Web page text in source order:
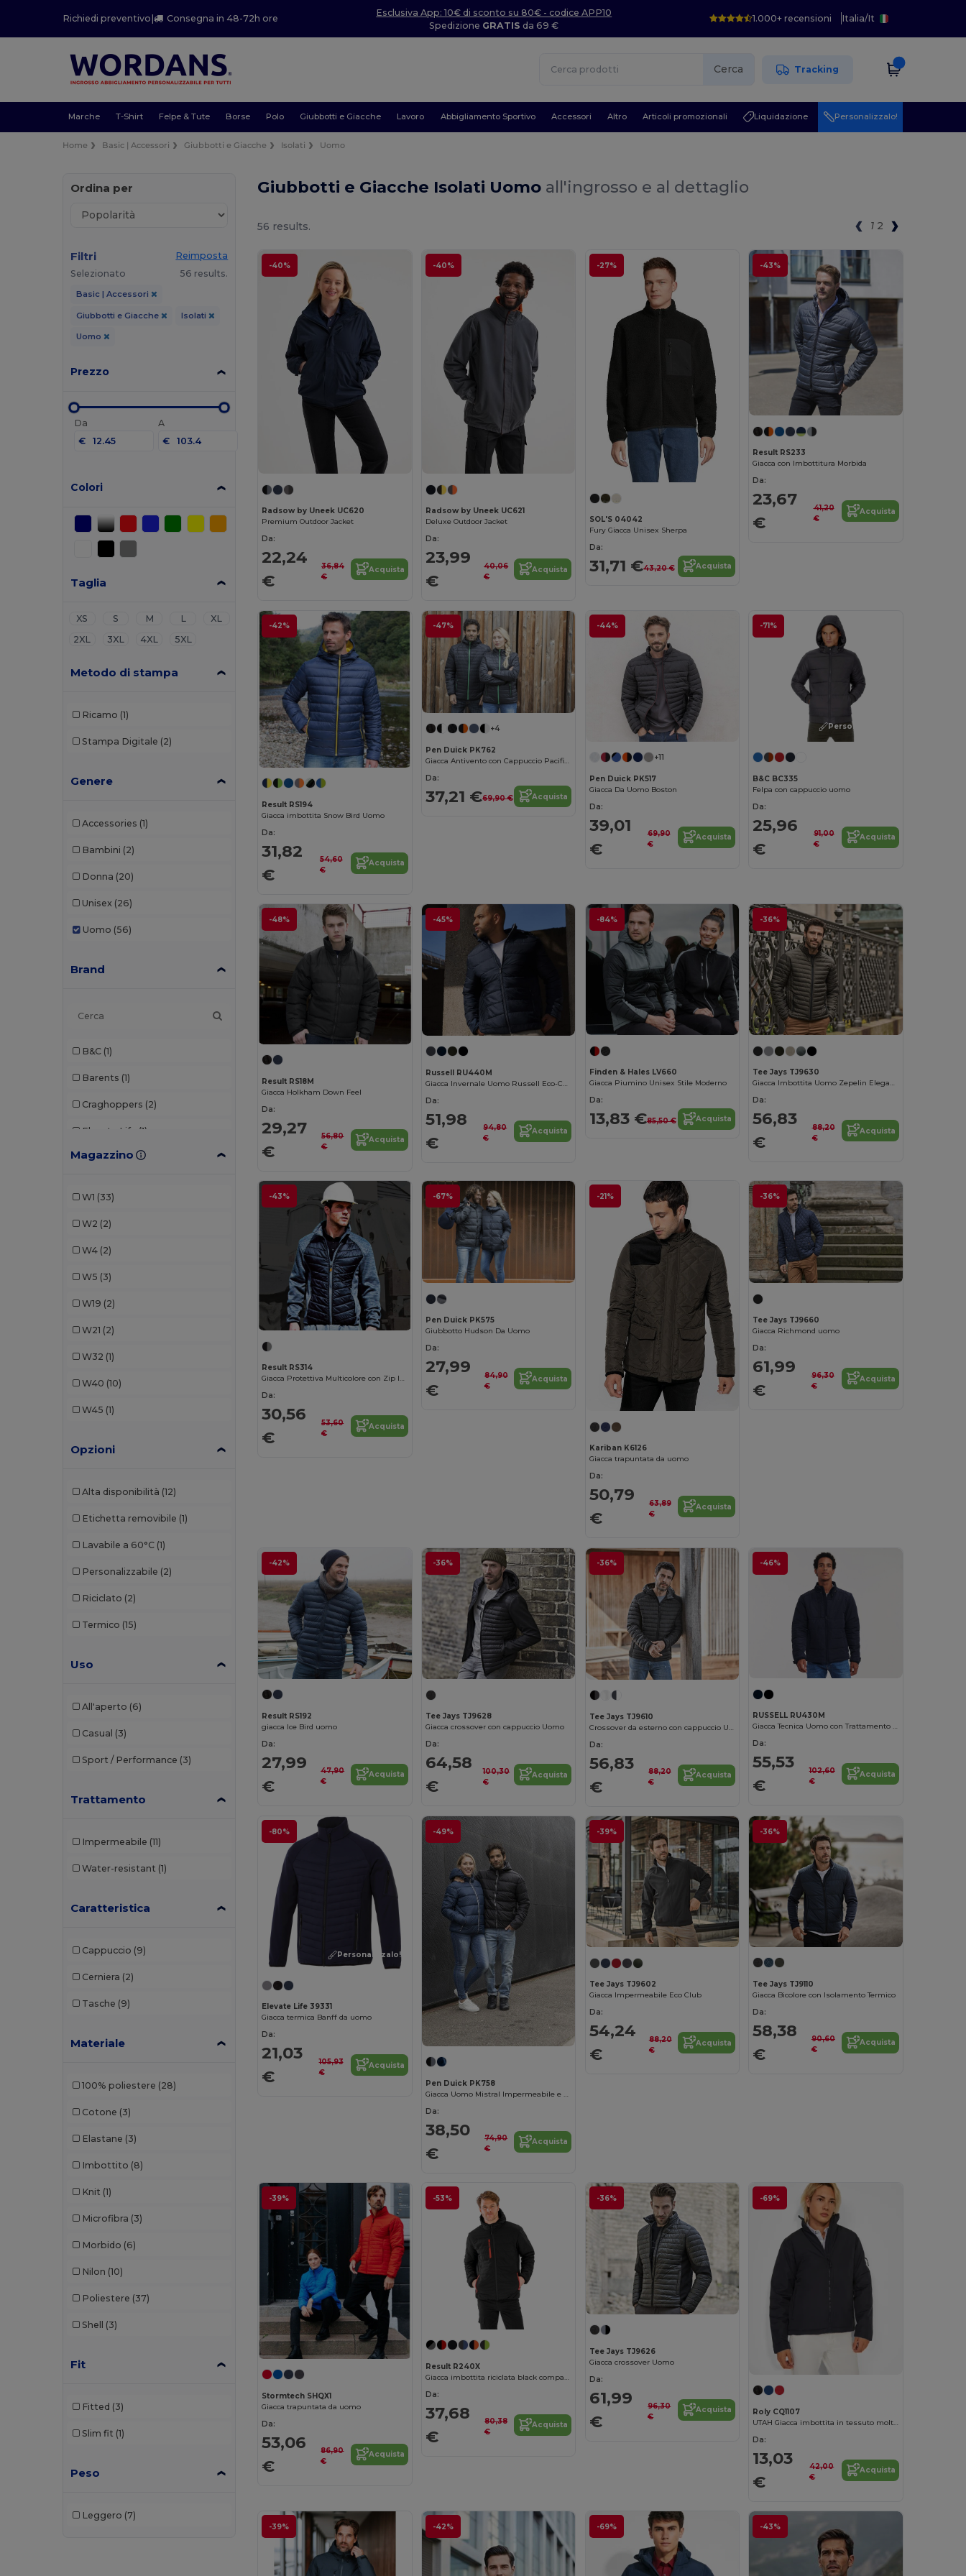
Richiedi preventivo | Consegna in 48-72h ore
Esclusiva App: 10€ di sconto su 80€ - codice APP10
Spedizione GRATIS da 69 €
1.000+ recensioni Italia/It
Cerca Tracking
Marche T-Shirt Felpe & Tute Borse Polo Giubbotti e Giacche Lavoro Abbigliamento Sportivo Accessori Altro Articoli promozionali Liquidazione Personalizzalo!
Home Basic | Accessori Giubbotti e Giacche Isolati Uomo
Ordina per
Filtri
Reimposta
Selezionato
56 results.
Basic | Accessori
Giubbotti e Giacche Isolati
Uomo
Prezzo
Da
€
A
€
Colori
Taglia
XS S M L
XL
2XL
3XL 4XL 5XL
Metodo di stampa
Ricamo (1)
Stampa Digitale (2)
Genere
Accessories (1)
Bambini (2)
Donna (20)
Unisex (26)
Uomo (56)
Brand
B&C (1)
Barents (1)
Craghoppers (2)
Elevate Life (1)
Finden & Hales
SOL'S (1)
Magazzino
W1 (33)
W2 (2)
W4 (2)
W5 (3)
W19 (2)
W21 (2)
W32 (1)
W40 (10)
W45 (1)
Opzioni
Alta disponibilità (12)
Etichetta removibile (1)
Lavabile a 60°C (1)
Personalizzabile (2)
Riciclato (2)
Termico (15)
Uso
All'aperto (6)
Casual (3)
Sport / Performance (3)
Trattamento
Impermeabile (11)
Water-resistant (1)
Caratteristica
Cappuccio (9)
Cerniera (2)
Tasche (9)
Materiale
100% poliestere (28)
Cotone (3)
Elastane (3)
Imbottito (8)
Knit (1)
Microfibra (3)
Morbido (6)
Nilon (10)
Poliestere (37)
Shell (3)
Fit
Fitted (3)
Slim fit (1)
Peso
Leggero (7)
Giubbotti e Giacche Isolati Uomo all'ingrosso e al dettaglio
56 results. 1 2
-40%
Radsow by Uneek UC620
Premium Outdoor Jacket
Da:
22,24
€
36,84
€
Acquista
-40%
Radsow by Uneek UC621
Deluxe Outdoor Jacket
Da:
23,99
€
40,06
€
Acquista
-27%
SOL'S 04042
Fury Giacca Unisex Sherpa
Da:
31,71 €43,20 € Acquista
-43%
Result RS233
Giacca con Imbottitura Morbida
Da:
23,67
€
41,20
€
Acquista
-42%
Result RS194
Giacca imbottita Snow Bird Uomo
Da:
31,82
€
54,60
€
Acquista
-47%
+4
Pen Duick PK762
Giacca Antivento con Cappuccio Pacifico
Da:
37,21 €69,90 € Acquista
-44%
+11
Pen Duick PK517
Giacca Da Uomo Boston
Da:
39,01
€
69,90
€
Acquista
-71%
Personalizzalo!
B&C BC335
Felpa con cappuccio uomo
Da:
25,96
€
91,00
€
Acquista
-48%
Result RS18M
Giacca Holkham Down Feel
Da:
29,27
€
56,80
€
Acquista
-45%
Russell RU440M
Giacca Invernale Uomo Russell Eco-Comfort
Da:
51,98
€
94,80
€
Acquista
-84%
Finden & Hales LV660
Giacca Piumino Unisex Stile Moderno
Da:
13,83 €85,50 € Acquista
-36%
Tee Jays TJ9630
Giacca Imbottita Uomo Zepelin Elegante
Da:
56,83
€
88,20
€
Acquista
-43%
Result RS314
Giacca Protettiva Multicolore con Zip Intercambiabile
Da:
30,56
€
53,60
€
Acquista
-67%
Pen Duick PK575
Giubbotto Hudson Da Uomo
Da:
27,99
€
84,90
€
Acquista
-21%
Kariban K6126
Giacca trapuntata da uomo
Da:
50,79
€
63,89
€
Acquista
-36%
Tee Jays TJ9660
Giacca Richmond uomo
Da:
61,99
€
96,30
€
Acquista
-42%
Result RS192
giacca Ice Bird uomo
Da:
27,99
€
47,90
€
Acquista
-36%
Tee Jays TJ9628
Giacca crossover con cappuccio Uomo
Da:
64,58
€
100,30
€
Acquista
-36%
Tee Jays TJ9610
Da:
56,83
€
88,20
€
Acquista
-46%
RUSSELL RU430M
Giacca Tecnica Uomo con Trattamento Aquapel
Da:
55,53
€
102,60
€
Acquista
-80%
Personalizzalo!
Elevate Life 39331
Giacca termica Banff da uomo
Da:
21,03
€
105,93
€
Acquista
-49%
Pen Duick PK758
Giacca Uomo Mistral Impermeabile e Antivento
Da:
38,50
€
74,90
€
Acquista
-39%
Tee Jays TJ9602
Giacca Impermeabile Eco Club
Da:
54,24
€
88,20
€
Acquista
-36%
Tee Jays TJ9110
Giacca Bicolore con Isolamento Termico
Da:
58,38
€
90,60
€
Acquista
-39%
Stormtech SHQX1
Giacca trapuntata da uomo
Da:
53,06
€
86,90
€
Acquista
-53%
Result R240X
Giacca imbottita riciclata black compass
Da:
37,68
€
80,38
€
Acquista
-36%
Tee Jays TJ9626
Giacca crossover Uomo
Da:
61,99
€
96,30
€
Acquista
-69%
Roly CQ1107
UTAH Giacca imbottita in tessuto molto resistente
Da:
13,03
€
42,00
€
Acquista
-39% -42% -69% -43%